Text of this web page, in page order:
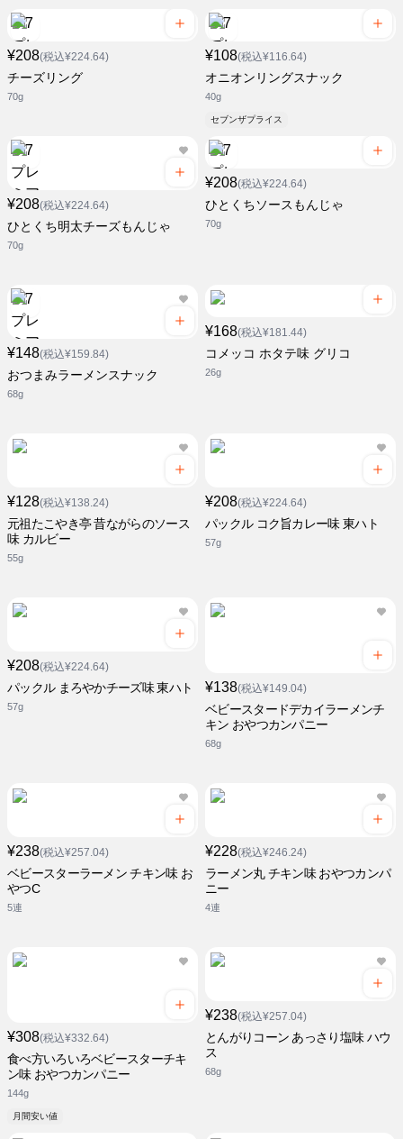
¥208(税込¥224.64)
チーズリング
70g
¥108(税込¥116.64)
オニオンリングスナック
40g
セブンザプライス
¥208(税込¥224.64)
ひとくち明太チーズもんじゃ
70g
¥208(税込¥224.64)
ひとくちソースもんじゃ
70g
¥148(税込¥159.84)
おつまみラーメンスナック
68g
¥168(税込¥181.44)
コメッコ ホタテ味 グリコ
26g
¥128(税込¥138.24)
元祖たこやき亭 昔ながらのソース
味 カルビー
55g
¥208(税込¥224.64)
パックル コク旨カレー味 東ハト
57g
¥208(税込¥224.64)
パックル まろやかチーズ味 東ハト
57g
¥138(税込¥149.04)
ベビースタードデカイラーメンチ
キン おやつカンパニー
68g
¥238(税込¥257.04)
ベビースターラーメン チキン味 お
やつC
5連
¥228(税込¥246.24)
ラーメン丸 チキン味 おやつカンパ
ニー
4連
¥308(税込¥332.64)
食べ方いろいろベビースターチキ
ン味 おやつカンパニー
144g
月間安い値
¥238(税込¥257.04)
とんがりコーン あっさり塩味 ハウ
ス
68g